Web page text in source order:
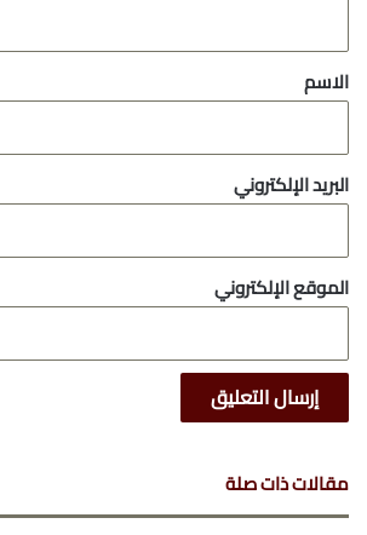
*
الاسم
البريد الإلكتروني
الموقع الإلكتروني
مقالات ذات صلة